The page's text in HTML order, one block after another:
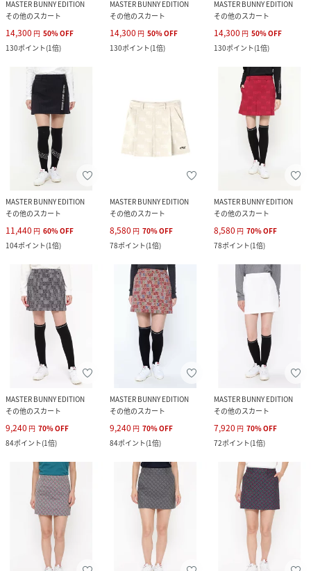
MASTER BUNNY EDITION
その他のスカート
14,300 円 50%OFF
130ポイント(1倍)
MASTER BUNNY EDITION
その他のスカート
14,300 円 50%OFF
130ポイント(1倍)
MASTER BUNNY EDITION
その他のスカート
14,300 円 50%OFF
130ポイント(1倍)
MASTER BUNNY EDITION
その他のスカート
11,440 円 60%OFF
104ポイント(1倍)
MASTER BUNNY EDITION
その他のスカート
8,580 円 70%OFF
78ポイント(1倍)
MASTER BUNNY EDITION
その他のスカート
8,580 円 70%OFF
78ポイント(1倍)
MASTER BUNNY EDITION
その他のスカート
9,240 円 70%OFF
84ポイント(1倍)
MASTER BUNNY EDITION
その他のスカート
9,240 円 70%OFF
84ポイント(1倍)
MASTER BUNNY EDITION
その他のスカート
7,920 円 70%OFF
72ポイント(1倍)